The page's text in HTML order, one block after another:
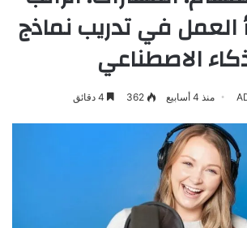
في تدريب نماذج
الاصطناعي
منذ 4 أسابيع 362